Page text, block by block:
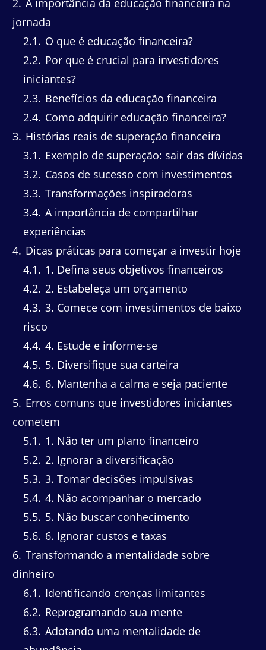
jornada
2.1
O que é educação financeira?
2.2 Por que é crucial para investidores
iniciantes?
2.3 Benefícios da educação financeira
2.4 Como adquirir educação financeira?
3 Histórias reais de superação financeira
3.1
Exemplo de superação: sair das dívidas
3.2 Casos de sucesso com investimentos
3.3 Transformações inspiradoras
3.4 A importância de compartilhar
experiências
4 Dicas práticas para começar a investir hoje
4.1
1. Defina seus objetivos financeiros
4.2 2. Estabeleça um orçamento
4.3 3. Comece com investimentos de baixo
risco
4.4 4. Estude e informe-se
4.5 5. Diversifique sua carteira
4.6 6. Mantenha a calma e seja paciente
5 Erros comuns que investidores iniciantes
cometem
5.1
1. Não ter um plano financeiro
5.2 2. Ignorar a diversificação
5.3 3. Tomar decisões impulsivas
5.4 4. Não acompanhar o mercado
5.5 5. Não buscar conhecimento
5.6 6. Ignorar custos e taxas
6 Transformando a mentalidade sobre
dinheiro
6.1
Identificando crenças limitantes
6.2 Reprogramando sua mente
6.3 Adotando uma mentalidade de